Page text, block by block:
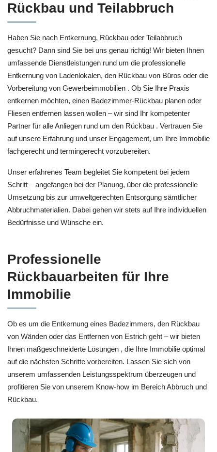
Rückbau und Teilabbruch
Haben Sie nach Entkernung, Rückbau oder Teilabbruch
gesucht? Dann sind Sie bei uns genau richtig! Wir bieten Ihnen
umfassende Dienstleistungen rund um die professionelle
Entkernung von Ladenlokalen, den Rückbau von Büros oder die
Vorbereitung von Gewerbeimmobilien . Ob Sie Ihre Praxis
entkernen möchten, einen Badezimmer-Rückbau planen oder
Fliesen entfernen lassen wollen – wir sind Ihr kompetenter
Partner für alle Anliegen rund um den Rückbau . Vertrauen Sie
auf unsere Erfahrung und unser Engagement, um Ihre Immobilie
fachgerecht und termingerecht vorzubereiten.
Unser erfahrenes Team begleitet Sie kompetent bei jedem
Schritt – angefangen bei der Planung, über die professionelle
Umsetzung bis zur umweltgerechten Entsorgung sämtlicher
Abbruchmaterialien. Dabei gehen wir stets auf Ihre individuellen
Bedürfnisse und Wünsche ein.
Professionelle
Rückbauarbeiten für Ihre
Immobilie
Ob es um die Entkernung eines Badezimmers, den Rückbau
von Wänden oder das Entfernen von Estrich geht – wir bieten
Ihnen maßgeschneiderte Lösungen , die Ihre Immobilie optimal
auf die nächsten Schritte vorbereiten. Lassen Sie sich von
unserem umfassenden Leistungsspektrum überzeugen und
profitieren Sie von unserem Know-how im Bereich Abbruch und
Rückbau.